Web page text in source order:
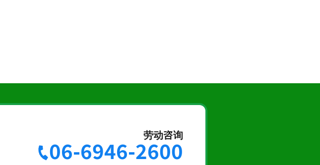
劳动咨询
06-6946-2600